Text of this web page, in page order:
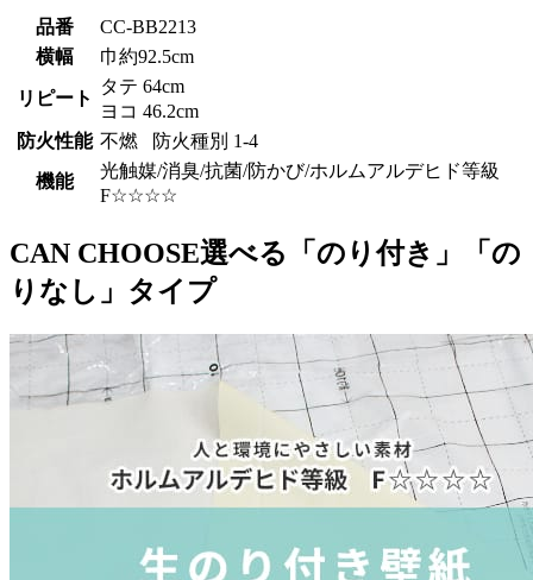
品番
CC-BB2213
横幅
巾約92.5cm
リピート
タテ 64cm
ヨコ 46.2cm
防火性能 不燃 防火種別 1-4
機能
光触媒/消臭/抗菌/防かび/ホルムアルデヒド等級
F☆☆☆☆
CAN CHOOSE選べる「のり付き」「の
りなし」タイプ